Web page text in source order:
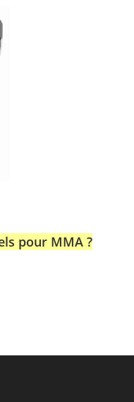
pour MMA ?